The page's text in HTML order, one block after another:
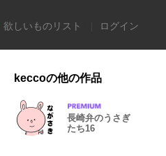
欲しいものリスト ログイン
keccoの他の作品
長崎弁のうさぎ
たち16